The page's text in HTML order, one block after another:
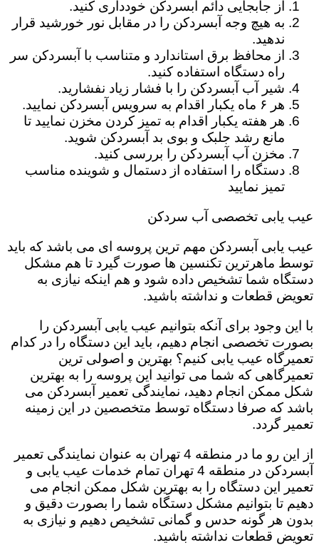
از جابجایی دائم آبسردکن خودداری کنید.
به هیچ وجه آبسردکن را در مقابل نور خورشید قرار
ندهید.
از محافظ برق استاندارد و متناسب با آبسردکن سر
راه دستگاه استفاده کنید.
شیر آب آبسردکن را با فشار زیاد نفشارید.
هر ۶ ماه یکبار اقدام به سرویس آبسردکن نمایید.
هر هفته یکبار اقدام به تمیز کردن مخزن نمایید تا
مانع رشد جلبک و بوی بد آبسردکن شوید.
مخزن آب آبسردکن را بررسی کنید.
دستگاه را استفاده از دستمال و شوینده مناسب
تمیز نمایید
عیب یابی تخصصی آب سردکن
عیب یابی آبسردکن مهم ترین پروسه ای می باشد که باید
توسط ماهرترین تکنسین ها صورت گیرد تا هم مشکل
دستگاه شما تشخیص داده شود و هم اینکه نیازی به
تعویض قطعات و نداشته باشید.
با این وجود برای آنکه بتوانیم عیب یابی آبسردکن را
بصورت تخصصی انجام دهیم، باید این دستگاه را در کدام
تعمیرگاه عیب یابی کنیم؟ بهترین و اصولی ترین
تعمیرگاهی که شما می توانید این پروسه را به بهترین
شکل ممکن انجام دهید، نمایندگی تعمیر آبسردکن می
باشد که صرفا دستگاه توسط متخصصین در این زمینه
تعمیر گردد.
از این رو ما در منطقه 4 تهران به عنوان نمایندگی تعمیر
آبسردکن در منطقه 4 تهران تمام خدمات عیب یابی و
تعمیر این دستگاه را به بهترین شکل ممکن انجام می
دهیم تا بتوانیم مشکل دستگاه شما را بصورت دقیق و
بدون هر گونه حدس و گمانی تشخیص دهیم و نیازی به
تعویض قطعات نداشته باشید.